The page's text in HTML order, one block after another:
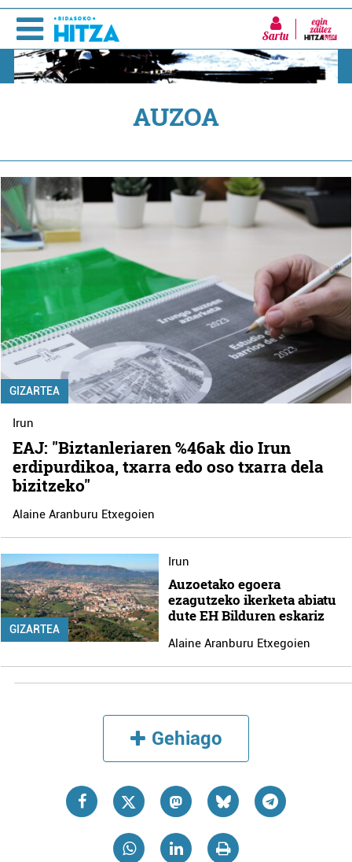
Sartu
AUZOA
GIZARTEA
Irun
EAJ: "Biztanleriaren %46ak dio Irun
erdipurdikoa, txarra edo oso txarra dela
bizitzeko"
Alaine Aranburu Etxegoien
GIZARTEA
Irun
Auzoetako egoera
ezagutzeko ikerketa abiatu
dute EH Bilduren eskariz
Alaine Aranburu Etxegoien
Gehiago